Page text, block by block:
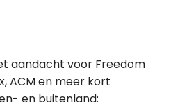
aandacht voor Freedom
ACM en meer kort